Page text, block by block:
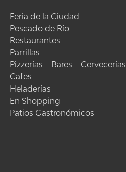
Feria de la Ciudad
Pescado de Río
Restaurantes
Parrillas
Pizzerías – Bares – Cervecerías
Cafes
Heladerías
En Shopping
Patios Gastronómicos